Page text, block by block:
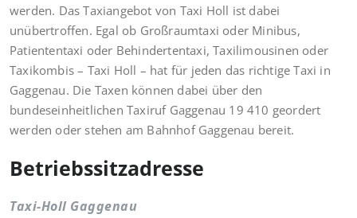
werden. Das Taxiangebot von Taxi Holl ist dabei
unübertroffen. Egal ob Großraumtaxi oder Minibus,
Patiententaxi oder Behindertentaxi, Taxilimousinen oder
Taxikombis – Taxi Holl – hat für jeden das richtige Taxi in
Gaggenau. Die Taxen können dabei über den
bundeseinheitlichen Taxiruf Gaggenau 19 410 geordert
werden oder stehen am Bahnhof Gaggenau bereit.
Betriebssitzadresse
Taxi-Holl Gaggenau